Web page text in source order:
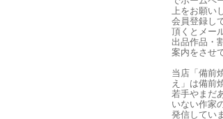
上をお願い
会員登録し
頂くとメー
出品作品・
案内をさせ
当店「備前
え」は備前
若手やまだ
いない作家
発信してい